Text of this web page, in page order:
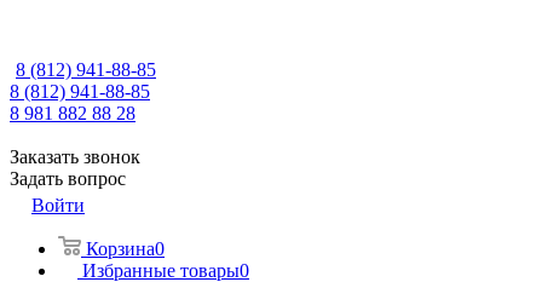
8 (812) 941-88-85
8 (812) 941-88-85
8 981 882 88 28
Заказать звонок
Задать вопрос
Войти
Корзина0
Избранные товары0